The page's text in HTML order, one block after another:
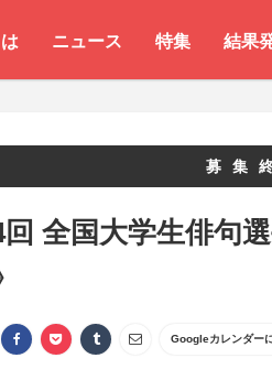
ニュース 特集 結果
募集
全国大学生俳句
Googleカレンダー